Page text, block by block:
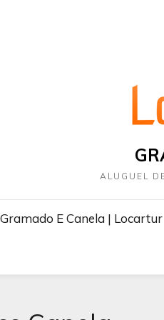
ALUGUEL
E Canela | Locartur